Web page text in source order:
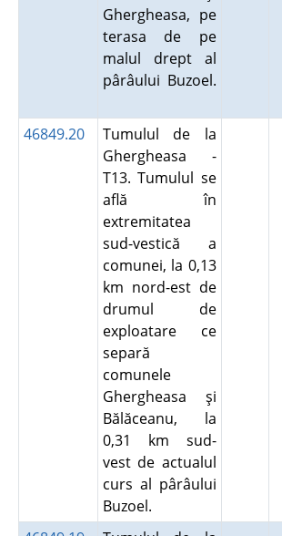
Ghergheasa, pe
terasa de pe
malul drept al
pârâului Buzoel.
46849.20
Tumulul de la
Ghergheasa -
T13. Tumulul se
află în
extremitatea
sud-vestică a
comunei, la 0,13
km nord-est de
drumul de
exploatare ce
separă
comunele
Ghergheasa şi
Bălăceanu, la
0,31 km sud-
vest de actualul
curs al pârâului
Buzoel.